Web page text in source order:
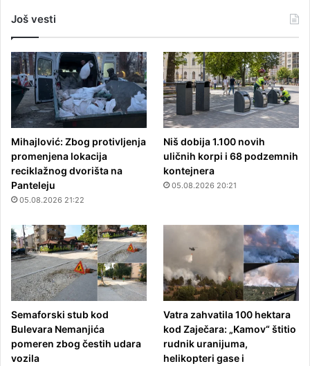
Još vesti
Mihajlović: Zbog protivljenja
promenjena lokacija
reciklažnog dvorišta na
Panteleju
05.08.2026 21:22
Niš dobija 1.100 novih
uličnih korpi i 68 podzemnih
kontejnera
05.08.2026 20:21
Semaforski stub kod
Bulevara Nemanjića
pomeren zbog čestih udara
vozila
Vatra zahvatila 100 hektara
kod Zaječara: „Kamov“ štitio
rudnik uranijuma,
helikopteri gase i